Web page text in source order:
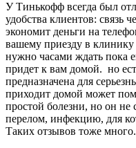
У Тинькофф всегда был
удобства клиентов: связь
экономит деньги на
вашему приезду в клинику
нужно часами ждать пока
придет к вам домой. но
предназначена для
приходит домой может
простой болезни, но он не
перелом, инфекцию, для
Таких отзывов тоже много.